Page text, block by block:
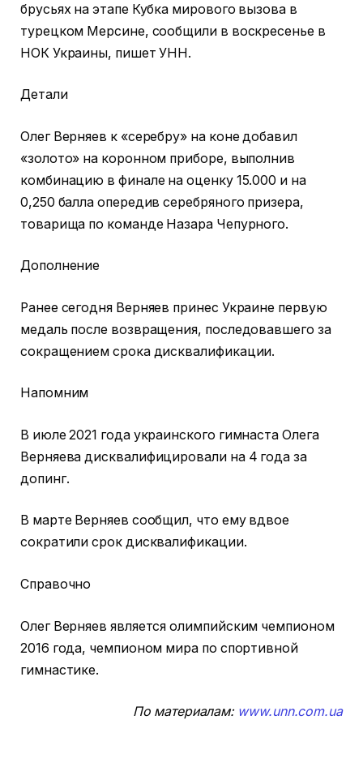
брусьях на этапе Кубка мирового вызова в
турецком Мерсине, сообщили в воскресенье в
НОК Украины, пишет УНН.
Детали
Олег Верняев к «серебру» на коне добавил
«золото» на коронном приборе, выполнив
комбинацию в финале на оценку 15.000 и на
0,250 балла опередив серебряного призера,
товарища по команде Назара Чепурного.
Дополнение
Ранее сегодня Верняев принес Украине первую
медаль после возвращения, последовавшего за
сокращением срока дисквалификации.
Напомним
В июле 2021 года украинского гимнаста Олега
Верняева дисквалифицировали на 4 года за
допинг.
В марте Верняев сообщил, что ему вдвое
сократили срок дисквалификации.
Справочно
Олег Верняев является олимпийским чемпионом
2016 года, чемпионом мира по спортивной
гимнастике.
По материалам: www.unn.com.ua